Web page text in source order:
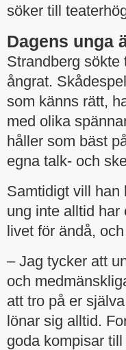
söker till
Dagens unga
Strandberg
ångrat.
som känns rätt,
med olika
håller som bäst
egna talk- och
Samtidigt vill han
ung inte alltid har
livet för ändå,
– Jag tycker att
och
att tro på er
lönar sig alltid.
goda kompisar